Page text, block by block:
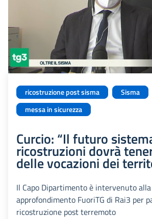
ricostruzione post sisma
Sisma
messa in sicurezza
Curcio: “Il futuro
ricostruzioni dovrà
delle vocazioni dei
Il Capo Dipartimento è intervenuto
approfondimento FuoriTG di Rai3 per
ricostruzione post terremoto